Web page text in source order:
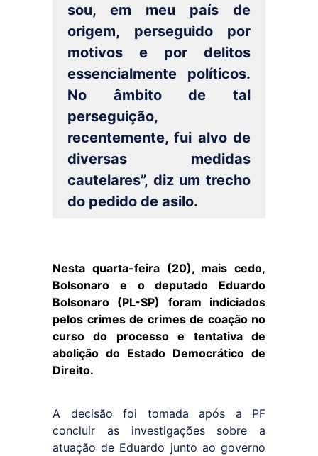
sou, em meu país de
origem, perseguido por
motivos e por delitos
essencialmente políticos.
No âmbito de tal
perseguição,
recentemente, fui alvo de
diversas medidas
cautelares”, diz um trecho
do pedido de asilo.
Nesta quarta-feira (20), mais cedo,
Bolsonaro e o deputado Eduardo
Bolsonaro (PL-SP) foram indiciados
pelos crimes de crimes de coação no
curso do processo e tentativa de
abolição do Estado Democrático de
Direito.
A decisão foi tomada após a PF
concluir as investigações sobre a
atuação de Eduardo junto ao governo